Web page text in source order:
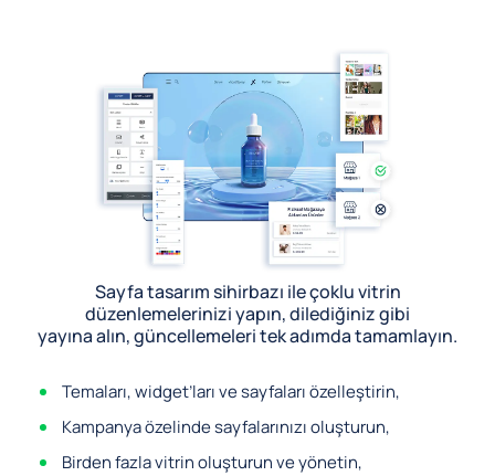
Sayfa tasarım sihirbazı ile çoklu vitrin
düzenlemelerinizi yapın, dilediğiniz gibi
yayına alın, güncellemeleri tek adımda tamamlayın.
Temaları, widget’ları ve sayfaları özelleştirin,
Kampanya özelinde sayfalarınızı oluşturun,
Birden fazla vitrin oluşturun ve yönetin,